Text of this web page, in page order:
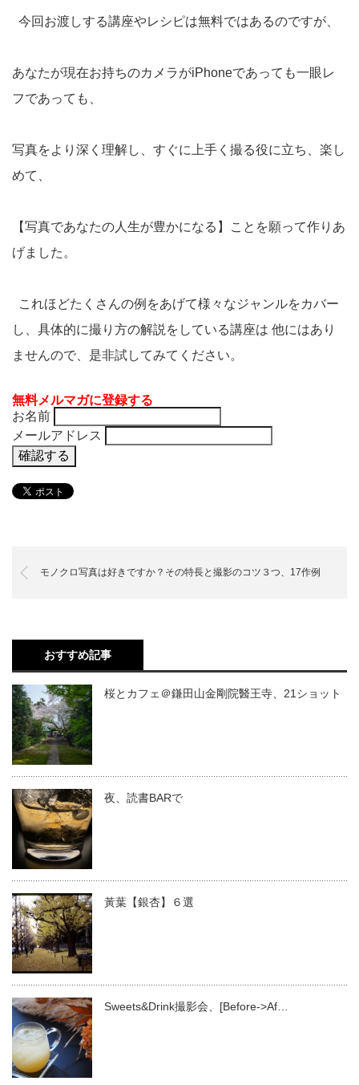
今回お渡しする講座やレシピは無料ではあるのですが、
あなたが現在お持ちのカメラがiPhoneであっても一眼レ
フであっても、
写真をより深く理解し、すぐに上手く撮る役に立ち、楽し
めて、
【写真であなたの人生が豊かになる】ことを願って作りあ
げました。
これほどたくさんの例をあげて様々なジャンルをカバー
し、具体的に撮り方の解説をしている講座は 他にはあり
ませんので、是非試してみてください。
無料メルマガに登録する
お名前
メールアドレス
モノクロ写真は好きですか？その特長と撮影のコツ３つ、17作例
おすすめ記事
桜とカフェ＠鎌田山金剛院醫王寺、21ショット
夜、読書BARで
黃葉【銀杏】６選
Sweets&Drink撮影会、[Before->Af…